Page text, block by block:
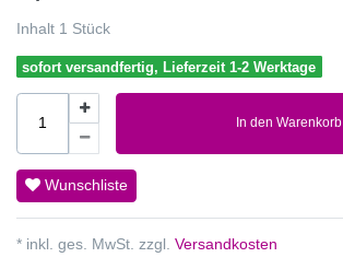
Inhalt 1 Stück
sofort versandfertig, Lieferzeit 1-2 Werktage
In den Warenkorb
Wunschliste
* inkl. ges. MwSt. zzgl. Versandkosten